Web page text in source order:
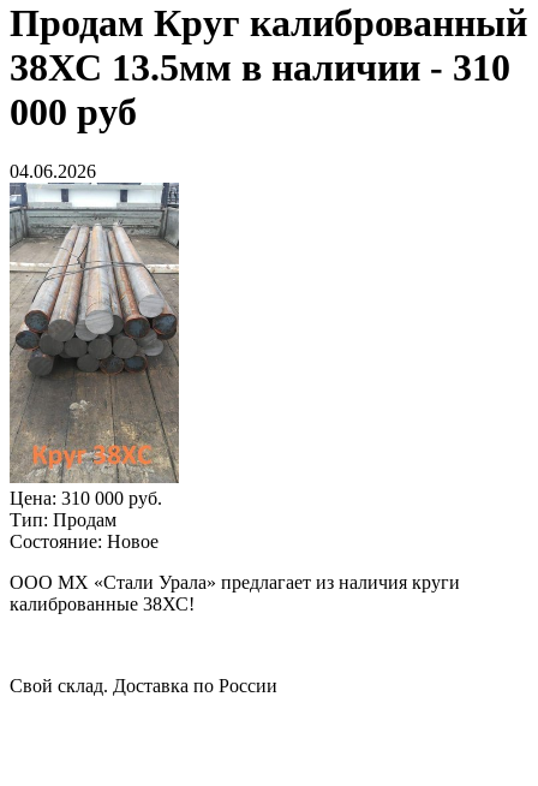
Продам Круг калиброванный
38ХС 13.5мм в наличии - 310
000 руб
04.06.2026
Цена: 310 000 руб.
Тип: Продам
Состояние: Новое
ООО МХ «Стали Урала» предлагает из наличия круги
калиброванные 38ХС!
Свой склад. Доставка по России